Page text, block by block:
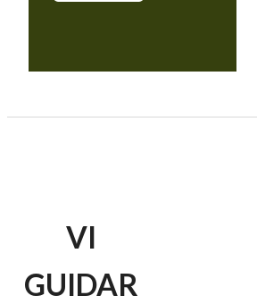
VI
GUIDAR